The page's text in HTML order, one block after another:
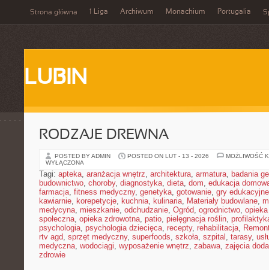
Strona główna 1 Liga Archiwum Monachium Portugalia
LUBIN
RODZAJE DREWNA
POSTED BY ADMIN POSTED ON LUT - 13 - 2026
MOŻLIWOŚĆ
WYŁĄCZONA
Tagi: apteka, aranżacja wnętrz, architektura, armatura, badania
budownictwo, choroby, diagnostyka, dieta, dom, edukacja
farmacja, fitness medyczny, genetyka, gotowanie, gry edukacyjne
kawiarnie, korepetycje, kuchnia, kulinaria, Materiały budowlane,
medycyna, mieszkanie, odchudzanie, Ogród, ogrodnictwo,
społeczna, opieka zdrowotna, patio, pielęgnacja roślin,
psychologia, psychologia dziecięca, recepty, rehabilitacja,
rtv agd, sprzęt medyczny, superfoods, szkoła, szpital , tarasy,
medyczna, wodociągi, wyposażenie wnętrz, zabawa, zajęcia
zdrowie